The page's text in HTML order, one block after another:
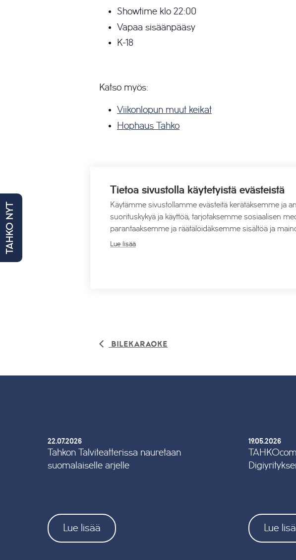
TAHKO NYT
Showtime klo 22:00
Vapaa sisäänpääsy
K-18
Katso myös:
Viikonlopun muut keikat
Hophaus Tahko
Lisää kalenteriin
Bilekaraoke
22.07.2026
Tahkon Talviteatterissa nauretaan
suomalaiselle arjelle
Lue lisää
19.05.2026
Lue
Tietoa sivustolla käytetyistä evästeistä
Käytämme sivustollamme evästeitä kerätäksemme ja
suorituskykyä ja käyttöä, tarjotaksemme sosiaalisen
parantaaksemme ja räätälöidäksemme sisältöä ja
Lue lisää